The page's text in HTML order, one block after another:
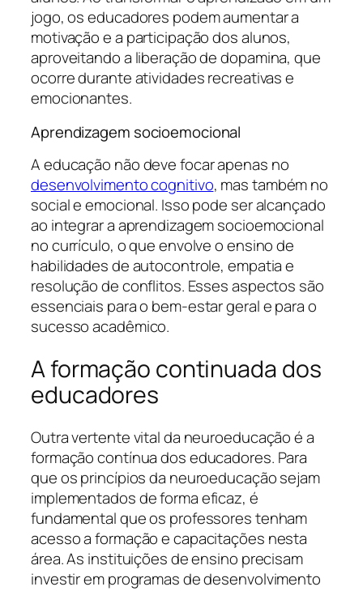
jogo, os educadores podem aumentar a
motivação e a participação dos alunos,
aproveitando a liberação de dopamina, que
ocorre durante atividades recreativas e
emocionantes.
Aprendizagem socioemocional
A educação não deve focar apenas no
desenvolvimento cognitivo, mas também no
social e emocional. Isso pode ser alcançado
ao integrar a aprendizagem socioemocional
no currículo, o que envolve o ensino de
habilidades de autocontrole, empatia e
resolução de conflitos. Esses aspectos são
essenciais para o bem-estar geral e para o
sucesso acadêmico.
A formação continuada dos
educadores
Outra vertente vital da neuroeducação é a
formação contínua dos educadores. Para
que os princípios da neuroeducação sejam
implementados de forma eficaz, é
fundamental que os professores tenham
acesso a formação e capacitações nesta
área. As instituições de ensino precisam
investir em programas de desenvolvimento